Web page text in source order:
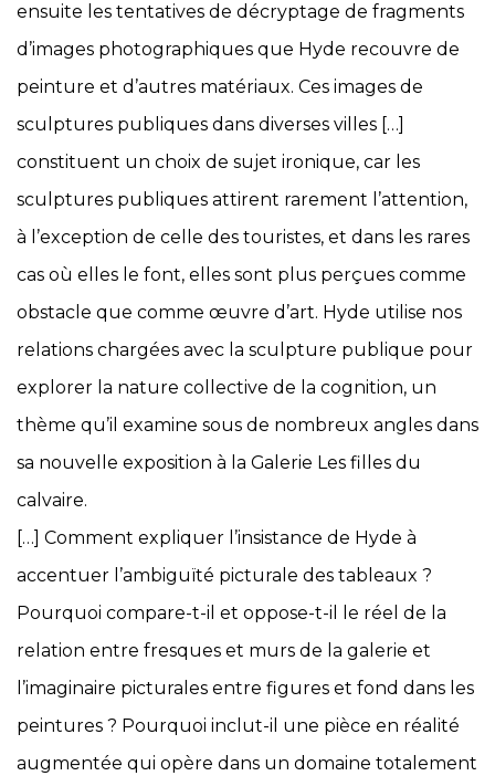
ensuite les tentatives de décryptage de fragments
d’images photographiques que Hyde recouvre de
peinture et d’autres matériaux. Ces images de
sculptures publiques dans diverses villes […]
constituent un choix de sujet ironique, car les
sculptures publiques attirent rarement l’attention,
à l’exception de celle des touristes, et dans les rares
cas où elles le font, elles sont plus perçues comme
obstacle que comme œuvre d’art. Hyde utilise nos
relations chargées avec la sculpture publique pour
explorer la nature collective de la cognition, un
thème qu’il examine sous de nombreux angles dans
sa nouvelle exposition à la Galerie Les filles du
calvaire.
[…] Comment expliquer l’insistance de Hyde à
accentuer l’ambiguïté picturale des tableaux ?
Pourquoi compare-t-il et oppose-t-il le réel de la
relation entre fresques et murs de la galerie et
l’imaginaire picturales entre figures et fond dans les
peintures ? Pourquoi inclut-il une pièce en réalité
augmentée qui opère dans un domaine totalement